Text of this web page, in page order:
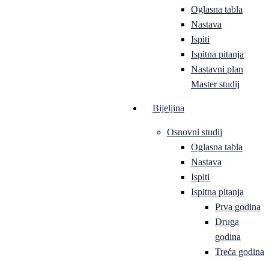
Oglasna tabla
Nastava
Ispiti
Ispitna pitanja
Nastavni plan
Master studij
Bijeljina
Osnovni studij
Oglasna tabla
Nastava
Ispiti
Ispitna pitanja
Prva godina
Druga
godina
Treća godina